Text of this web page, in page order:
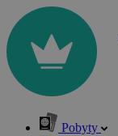
Pobyty